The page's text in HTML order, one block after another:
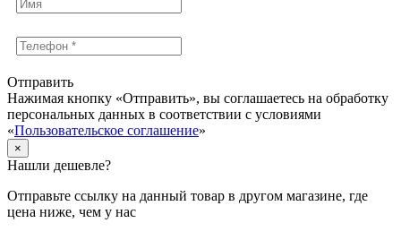
Отправить
Нажимая кнопку «Отправить», вы соглашаетесь на обработку
персональных данных в соответствии с условиями
«Пользовательское соглашение»
×
Нашли дешевле?
Отправьте ссылку на данный товар в другом магазине, где
цена ниже, чем у нас